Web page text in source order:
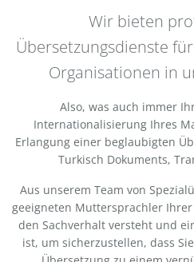
Wir bieten
Übersetzungsdienste
Organisationen in
Also, was auch immer
Internationalisierung Ihres
Erlangung einer beglaubigten
Turkisch Dokuments,
Aus unserem Team von
geeigneten Muttersprachler
den Sachverhalt versteht und
ist, um sicherzustellen, dass